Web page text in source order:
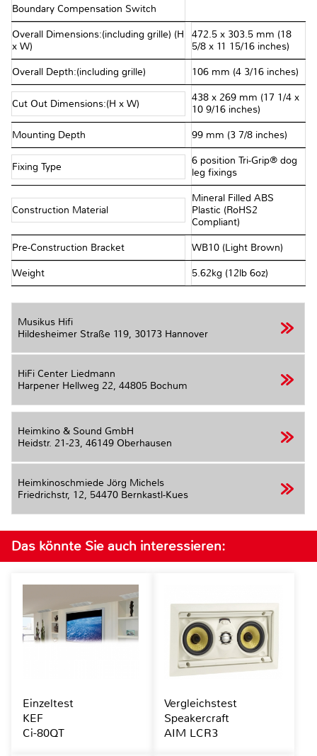
Boundary Compensation Switch
Overall Dimensions:(including grille) (H
x W)
472.5 x 303.5 mm (18
5/8 x 11 15/16 inches)
Overall Depth:(including grille) 106 mm (4 3/16 inches)
Cut Out Dimensions:(H x W)
438 x 269 mm (17 1/4 x
10 9/16 inches)
Mounting Depth 99 mm (3 7/8 inches)
Fixing Type
6 position Tri-Grip® dog
leg fixings
Construction Material
Mineral Filled ABS
Plastic (RoHS2
Compliant)
Pre-Construction Bracket WB10 (Light Brown)
Weight 5.62kg (12lb 6oz)
Musikus Hifi
Hildesheimer Straße 119, 30173 Hannover
HiFi Center Liedmann
Harpener Hellweg 22, 44805 Bochum
Heimkino & Sound GmbH
Heidstr. 21-23, 46149 Oberhausen
Heimkinoschmiede Jörg Michels
Friedrichstr, 12, 54470 Bernkastl-Kues
Das könnte Sie auch interessieren:
Einzeltest
KEF
Ci-80QT
Vergleichstest
Speakercraft
AIM LCR3